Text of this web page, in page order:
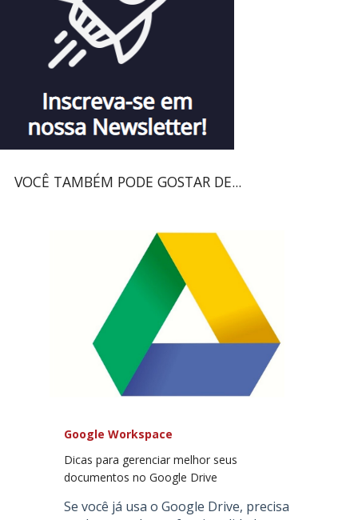
VOCÊ TAMBÉM PODE GOSTAR DE...
Google Workspace
Dicas para gerenciar melhor seus
documentos no Google Drive
Se você já usa o Google Drive, precisa